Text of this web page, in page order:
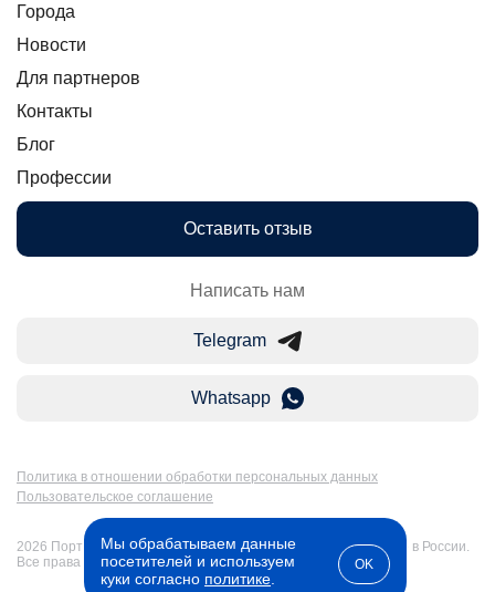
Города
Новости
Для партнеров
Контакты
Блог
Профессии
Оставить отзыв
Написать нам
Telegram
Whatsapp
Политика в отношении обработки персональных данных
Пользовательское соглашение
2026 Портал Бакалавр-Магистр: дистанционное образование в России.
Все права защищены
Мы обрабатываем данные
посетителей и используем
куки согласно политике
OK